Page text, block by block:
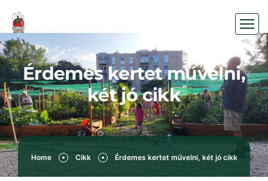
Érdemes kertet művelni,
két jó cikk
Home Cikk Érdemes kertet művelni, két jó cikk